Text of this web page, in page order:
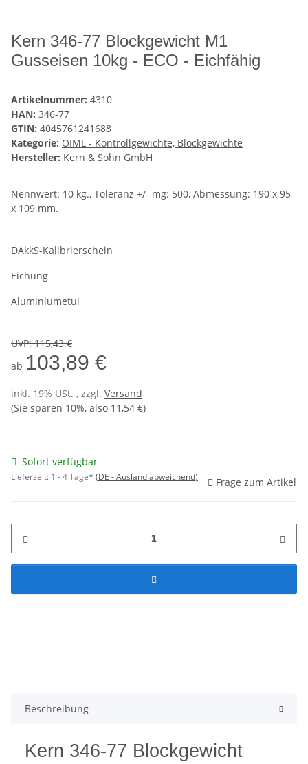
Kern 346-77 Blockgewicht M1
Gusseisen 10kg - ECO - Eichfähig
Artikelnummer: 4310
HAN: 346-77
GTIN: 4045761241688
Kategorie: OIML - Kontrollgewichte, Blockgewichte
Hersteller: Kern & Sohn GmbH
Nennwert: 10 kg., Toleranz +/- mg: 500, Abmessung: 190 x 95
x 109 mm.
DAkkS-Kalibrierschein
Eichung
Aluminiumetui
UVP:115,43 €
ab 103,89 €
inkl. 19% USt. , zzgl. Versand
(Sie sparen 10%, also 11,54 €)
Sofort verfügbar
Lieferzeit: 1 - 4 Tage* (DE - Ausland abweichend) Frage zum Artikel
Beschreibung
Kern 346-77 Blockgewicht